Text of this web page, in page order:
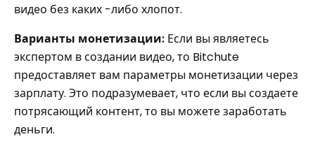
видео без каких -либо хлопот.
Варианты монетизации: Если вы являетесь
экспертом в создании видео, то Bitchute
предоставляет вам параметры монетизации через
зарплату. Это подразумевает, что если вы создаете
потрясающий контент, то вы можете заработать
деньги.